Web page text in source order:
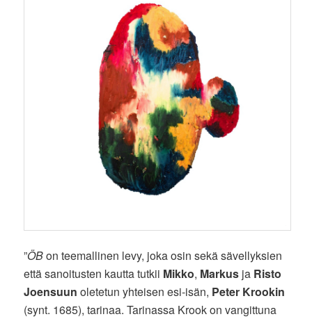
”ÖBon teemallinen levy, joka osin sekä sävellyksien
että sanoitusten kautta tutkii Mikko, Markus ja Risto
Joensuun oletetun yhteisen esi-isän, Peter Krookin
(synt. 1685), tarinaa. Tarinassa Krook on vangittuna